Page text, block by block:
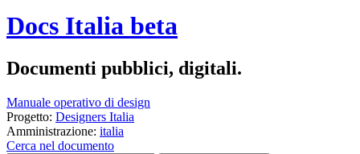
Docs Italia beta
Documenti pubblici, digitali.
Manuale operativo di design
Progetto: Designers Italia
Amministrazione: italia
Cerca nel documento